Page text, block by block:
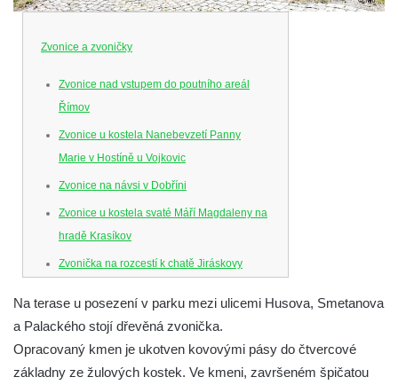
Zvonice a zvoničky
Zvonice nad vstupem do poutního areál
Římov
Zvonice u kostela Nanebevzetí Panny
Marie v Hostíně u Vojkovic
Zvonice na návsi v Dobříni
Zvonice u kostela svaté Máří Magdaleny na
hradě Krasíkov
Zvonička na rozcestí k chatě Jiráskovy
Zvonička na zahradě u domu čp. 26 v obci
Skály u Teplic nad Metují
Na terase u posezení v parku mezi ulicemi Husova, Smetanova
a Palackého stojí dřevěná zvonička.
Opracovaný kmen je ukotven kovovými pásy do čtvercové
základny ze žulových kostek. Ve kmeni, završeném špičatou